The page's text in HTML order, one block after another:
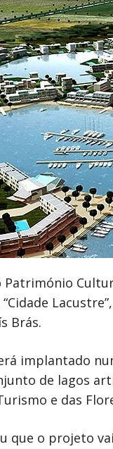
Património
Brás.
implantado
de lagos
e das
que o projeto